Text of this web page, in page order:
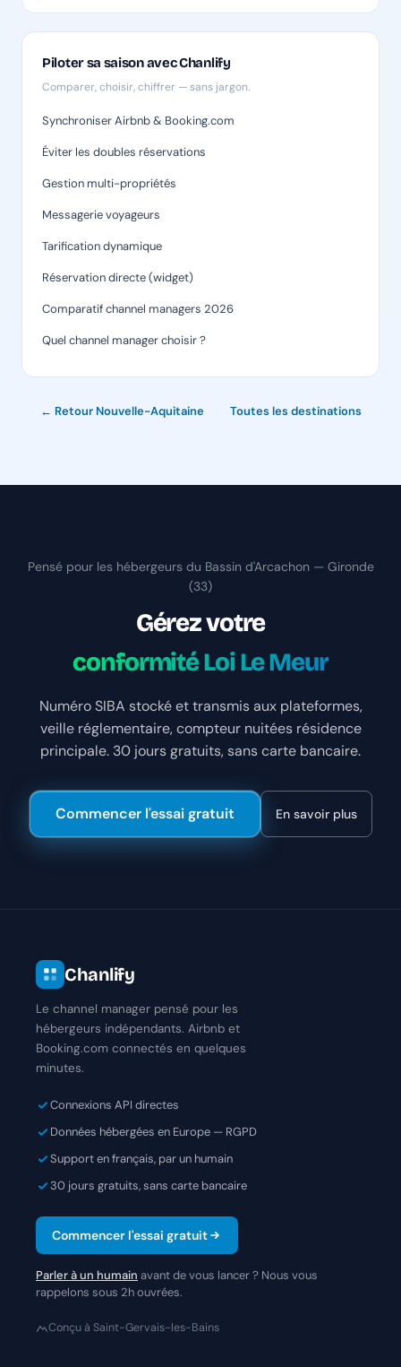
Piloter sa saison avec Chanlify
Comparer, choisir, chiffrer — sans jargon.
Synchroniser Airbnb & Booking.com
Éviter les doubles réservations
Gestion multi-propriétés
Messagerie voyageurs
Tarification dynamique
Réservation directe (widget)
Comparatif channel managers 2026
Quel channel manager choisir ?
← Retour Nouvelle-Aquitaine Toutes les destinations
Pensé pour les hébergeurs du Bassin d'Arcachon — Gironde
(33)
Gérez votre
conformité Loi Le Meur
Numéro SIBA stocké et transmis aux plateformes,
veille réglementaire, compteur nuitées résidence
principale. 30 jours gratuits, sans carte bancaire.
Commencer l'essai gratuit En savoir plus
Chanlify
Le channel manager pensé pour les
hébergeurs indépendants. Airbnb et
Booking.com connectés en quelques
minutes.
Connexions API directes
Données hébergées en Europe — RGPD
Support en français, par un humain
30 jours gratuits, sans carte bancaire
Commencer l'essai gratuit
Parler à un humain avant de vous lancer ? Nous vous
rappelons sous 2h ouvrées.
Conçu à Saint-Gervais-les-Bains